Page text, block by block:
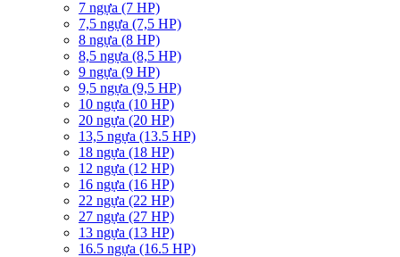
7 ngựa (7 HP)
7,5 ngựa (7,5 HP)
8 ngựa (8 HP)
8,5 ngựa (8,5 HP)
9 ngựa (9 HP)
9,5 ngựa (9,5 HP)
10 ngựa (10 HP)
20 ngựa (20 HP)
13,5 ngựa (13.5 HP)
18 ngựa (18 HP)
12 ngựa (12 HP)
16 ngựa (16 HP)
22 ngựa (22 HP)
27 ngựa (27 HP)
13 ngựa (13 HP)
16.5 ngựa (16.5 HP)